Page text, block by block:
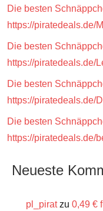
Die besten
https://piratedeals.de/
Die besten
https://piratedeals.de/
Die besten
https://piratedeals.de/
Die besten
https://piratedeals.de/
Neueste
pl_piratzu 0,49 €